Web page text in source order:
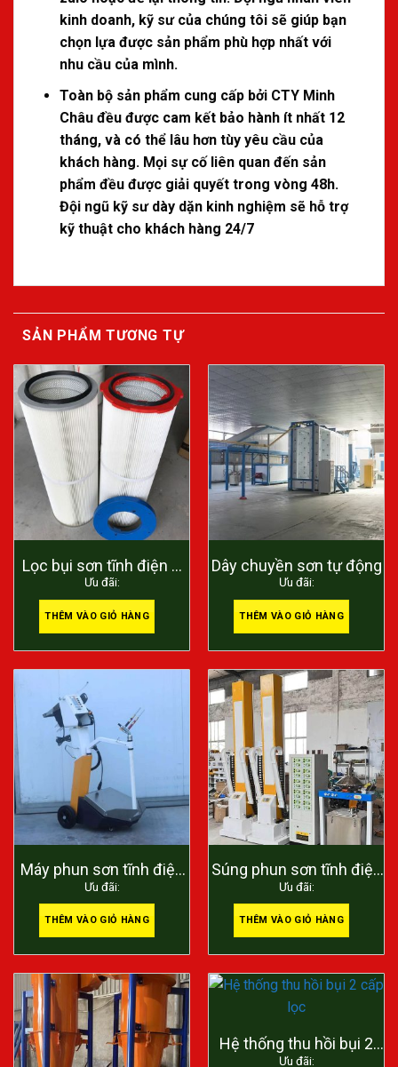
kinh doanh, kỹ sư của chúng tôi sẽ giúp bạn
chọn lựa được sản phẩm phù hợp nhất với
nhu cầu của mình.
Toàn bộ sản phẩm cung cấp bởi CTY Minh
Châu đều được cam kết bảo hành ít nhất 12
tháng, và có thể lâu hơn tùy yêu cầu của
khách hàng. Mọi sự cố liên quan đến sản
phẩm đều được giải quyết trong vòng 48h.
Đội ngũ kỹ sư dày dặn kinh nghiệm sẽ hỗ trợ
kỹ thuật cho khách hàng 24/7
SẢN PHẨM TƯƠNG TỰ
Lọc bụi sơn tĩnh điện –
filter 900mm
Ưu đãi:
THÊM VÀO GIỎ HÀNG
Dây chuyền sơn tự động
Ưu đãi:
THÊM VÀO GIỎ HÀNG
Máy phun sơn tĩnh điện
cầm tay
Ưu đãi:
THÊM VÀO GIỎ HÀNG
Súng phun sơn tĩnh điện
tự động
Ưu đãi:
THÊM VÀO GIỎ HÀNG
Hệ thống thu hồi bụi 2
Ưu đãi: